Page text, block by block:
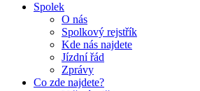
Spolek
O nás
Spolkový rejstřík
Kde nás najdete
Jízdní řád
Zprávy
Co zde najdete?